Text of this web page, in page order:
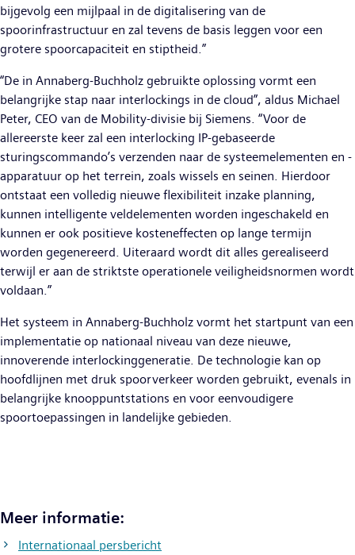
bijgevolg een mijlpaal in de digitalisering van de
spoorinfrastructuur en zal tevens de basis leggen voor een
grotere spoorcapaciteit en stiptheid.”
“De in Annaberg-Buchholz gebruikte oplossing vormt een
belangrijke stap naar interlockings in de cloud”, aldus Michael
Peter, CEO van de Mobility-divisie bij Siemens. “Voor de
allereerste keer zal een interlocking IP-gebaseerde
sturingscommando’s verzenden naar de systeemelementen en -
apparatuur op het terrein, zoals wissels en seinen. Hierdoor
ontstaat een volledig nieuwe flexibiliteit inzake planning,
kunnen intelligente veldelementen worden ingeschakeld en
kunnen er ook positieve kosteneffecten op lange termijn
worden gegenereerd. Uiteraard wordt dit alles gerealiseerd
terwijl er aan de striktste operationele veiligheidsnormen wordt
voldaan.”
Het systeem in Annaberg-Buchholz vormt het startpunt van een
implementatie op nationaal niveau van deze nieuwe,
innoverende interlockinggeneratie. De technologie kan op
hoofdlijnen met druk spoorverkeer worden gebruikt, evenals in
belangrijke knooppuntstations en voor eenvoudigere
spoortoepassingen in landelijke gebieden.
Meer informatie:
Internationaal persbericht